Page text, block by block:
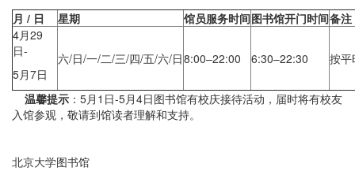
月 / 日
星期 馆员服务时间图书馆开门时间备注
4月29
日-
5月7日
六/日/一/二/三/四/五/六/日8:00–22:00 6:30–22:30 按平
温馨提示 ：5月1日-5月4日图书馆有校庆接待活动，届时将有校友
入馆参观，敬请到馆读者理解和支持。
北京大学图书馆